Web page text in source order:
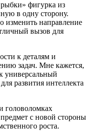
фигурка из
в одну сторону.
изменить направление
вызов для
к деталям и
задач. Мне кажется,
универсальный
развития интеллекта
головоломках
предмет с новой стороны
роста.